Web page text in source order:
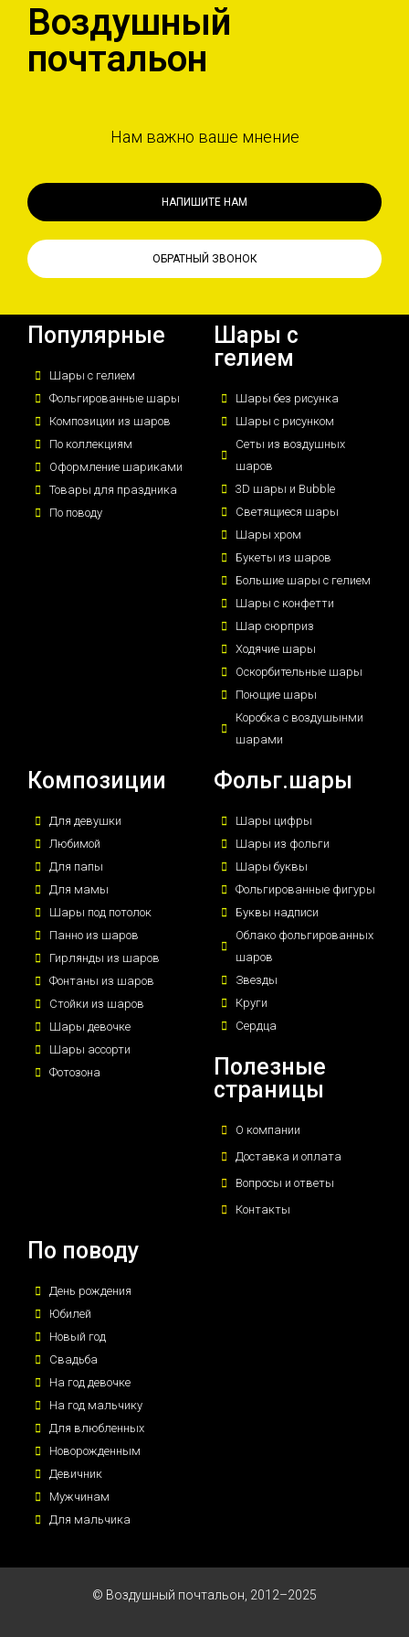
Воздушный
почтальон
Нам важно ваше мнение
НАПИШИТЕ НАМ
ОБРАТНЫЙ ЗВОНОК
Популярные
Шары с гелием
Фольгированные шары
Композиции из шаров
По коллекциям
Оформление шариками
Товары для праздника
По поводу
Шары с
гелием
Шары без рисунка
Шары с рисунком
Сеты из воздушных
шаров
3D шары и Bubble
Светящиеся шары
Шары хром
Букеты из шаров
Большие шары с гелием
Шары с конфетти
Шар сюрприз
Ходячие шары
Оскорбительные шары
Поющие шары
Коробка с воздушынми
шарами
Композиции
Для девушки
Любимой
Для папы
Для мамы
Шары под потолок
Панно из шаров
Гирлянды из шаров
Фонтаны из шаров
Стойки из шаров
Шары девочке
Шары ассорти
Фотозона
Фольг.шары
Шары цифры
Шары из фольги
Шары буквы
Фольгированные фигуры
Буквы надписи
Облако фольгированных
шаров
Звезды
Круги
Сердца
Полезные
страницы
О компании
Доставка и оплата
Вопросы и ответы
Контакты
По поводу
День рождения
Юбилей
Новый год
Свадьба
На год девочке
На год мальчику
Для влюбленных
Новорожденным
Девичник
Мужчинам
Для мальчика
© Воздушный почтальон, 2012–2025